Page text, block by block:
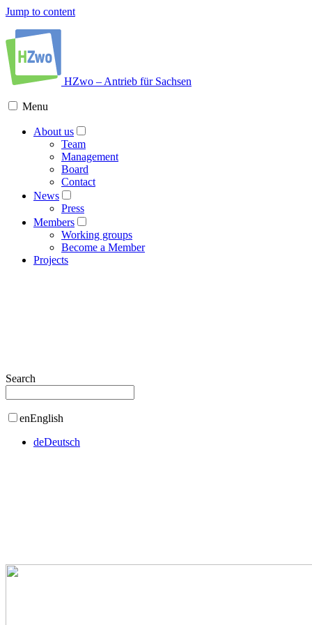
Jump to content
HZwo – Antrieb für Sachsen
Menu
About us
Team
Management
Board
Contact
News
Press
Members
Working groups
Become a Member
Projects
Search
enEnglish
deDeutsch